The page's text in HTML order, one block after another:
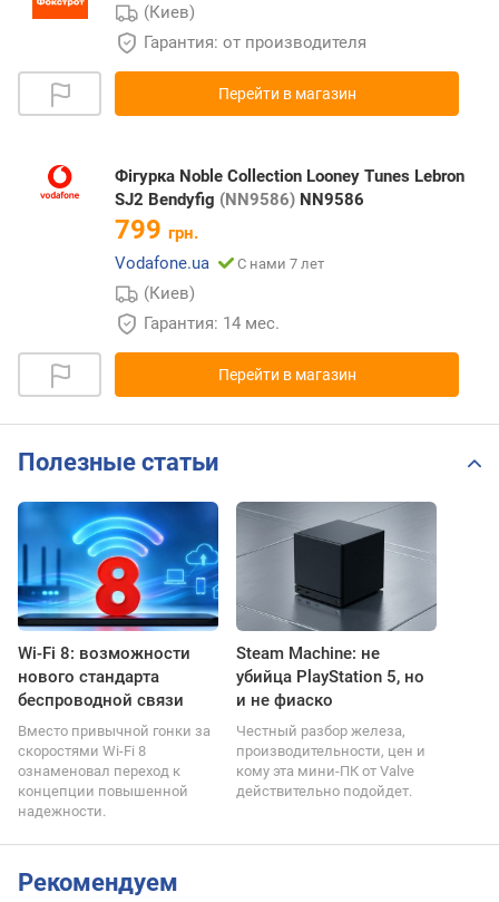
(Киев)
Гарантия: от производителя
Перейти в магазин
Фігурка Noble Collection Looney Tunes Lebron
SJ2 Bendyfig (NN9586) NN9586
799 грн.
Vodafone.ua
С нами 7 лет
(Киев)
Гарантия: 14 мес.
Перейти в магазин
Полезные статьи
Wi-Fi 8: возможности
нового стандарта
беспроводной связи
Вместо привычной гонки за
скоростями Wi-Fi 8
ознаменовал переход к
концепции повышенной
надежности.
Steam Machine: не
убийца PlayStation 5, но
и не фиаско
Честный разбор железа,
производительности, цен и
кому эта мини-ПК от Valve
действительно подойдет.
Рекомендуем